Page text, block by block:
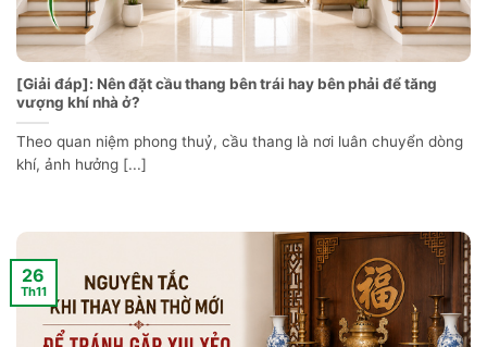
[Giải đáp]: Nên đặt cầu thang bên trái hay bên phải để tăng
vượng khí nhà ở?
Theo quan niệm phong thuỷ, cầu thang là nơi luân chuyển dòng
khí, ảnh hưởng [...]
26
Th11